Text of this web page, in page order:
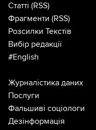
Статті (RSS)
Фрагменти (RSS)
Розсилки Текстів
Вибір редакції
#English
Журналістика даних
Послуги
Фальшиві соціологи
Дезінформація